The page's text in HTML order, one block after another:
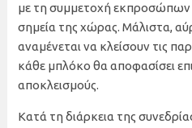
με τη συμμετοχή
σημεία της χώρας. Μάλιστα,
αναμένεται να κλείσουν τις
κάθε μπλόκο θα αποφασίσει
αποκλεισμούς.
Κατά τη διάρκεια της